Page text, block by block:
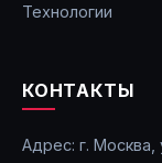
Технологии
КОНТАКТЫ
Адрес: г. Москва,